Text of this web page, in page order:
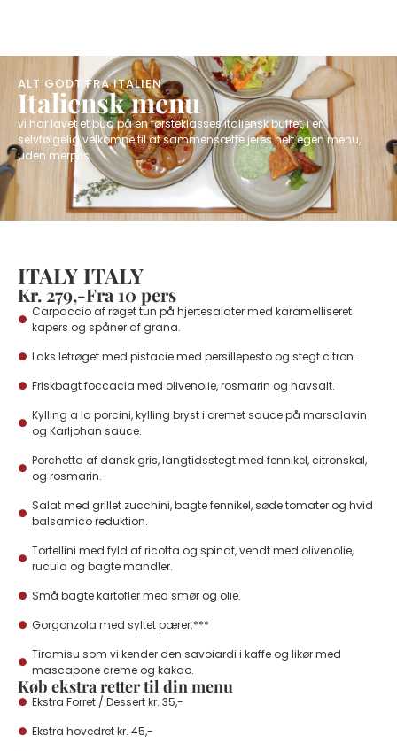
ALT GODT FRA ITALIEN
Italiensk menu
vi har lavet et bud på en førsteklasses italiensk buffet, i er
selvfølgelig velkomne til at sammensætte jeres helt egen menu,
uden merpris
ITALY ITALY
Kr. 279,-Fra 10 pers
Carpaccio af røget tun på hjertesalater med karamelliseret
kapers og spåner af grana.
Laks letrøget med pistacie med persillepesto og stegt citron.
Friskbagt foccacia med olivenolie, rosmarin og havsalt.
Kylling a la porcini, kylling bryst i cremet sauce på marsalavin
og Karljohan sauce.
Porchetta af dansk gris, langtidsstegt med fennikel, citronskal,
og rosmarin.
Salat med grillet zucchini, bagte fennikel, søde tomater og hvid
balsamico reduktion.
Tortellini med fyld af ricotta og spinat, vendt med olivenolie,
rucula og bagte mandler.
Små bagte kartofler med smør og olie.
Gorgonzola med syltet pærer.***
Tiramisu som vi kender den savoiardi i kaffe og likør med
mascapone creme og kakao.
Køb ekstra retter til din menu
Ekstra Forret / Dessert kr. 35,-
Ekstra hovedret kr. 45,-